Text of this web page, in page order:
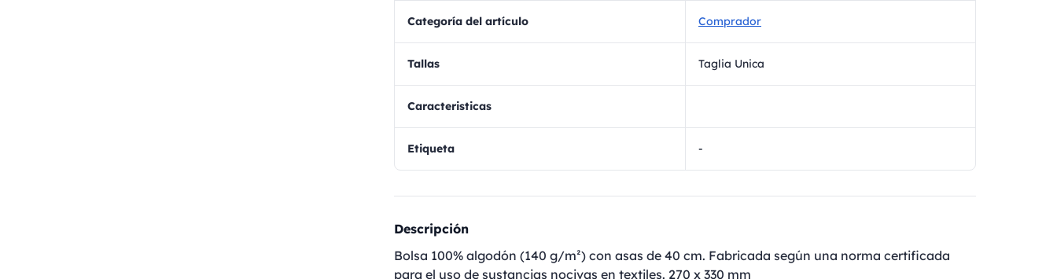
Categoría del artículo Comprador
Tallas Taglia Unica
Caracteristicas
Etiqueta -
Descripción
Bolsa 100% algodón (140 g/m²) con asas de 40 cm. Fabricada según una norma certificada
para el uso de sustancias nocivas en textiles. 270 x 330 mm